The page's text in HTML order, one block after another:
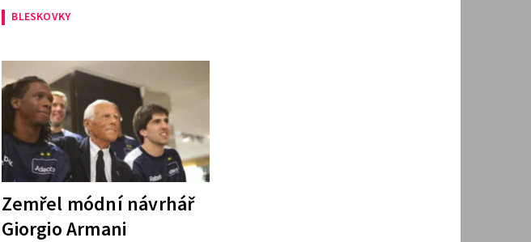
BLESKOVKY
Zemřel módní návrhář
Giorgio Armani